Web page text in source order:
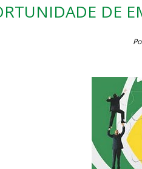
DE